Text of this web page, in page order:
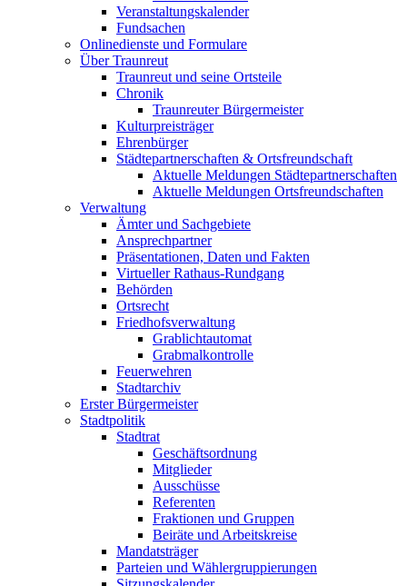
Veranstaltungskalender
Fundsachen
Onlinedienste und Formulare
Über Traunreut
Traunreut und seine Ortsteile
Chronik
Traunreuter Bürgermeister
Kulturpreisträger
Ehrenbürger
Städtepartnerschaften & Ortsfreundschaft
Aktuelle Meldungen Städtepartnerschaften
Aktuelle Meldungen Ortsfreundschaften
Verwaltung
Ämter und Sachgebiete
Ansprechpartner
Präsentationen, Daten und Fakten
Virtueller Rathaus-Rundgang
Behörden
Ortsrecht
Friedhofsverwaltung
Grablichtautomat
Grabmalkontrolle
Feuerwehren
Stadtarchiv
Erster Bürgermeister
Stadtpolitik
Stadtrat
Geschäftsordnung
Mitglieder
Ausschüsse
Referenten
Fraktionen und Gruppen
Beiräte und Arbeitskreise
Mandatsträger
Parteien und Wählergruppierungen